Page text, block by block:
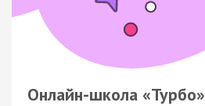
Онлайн-школа «Турбо»